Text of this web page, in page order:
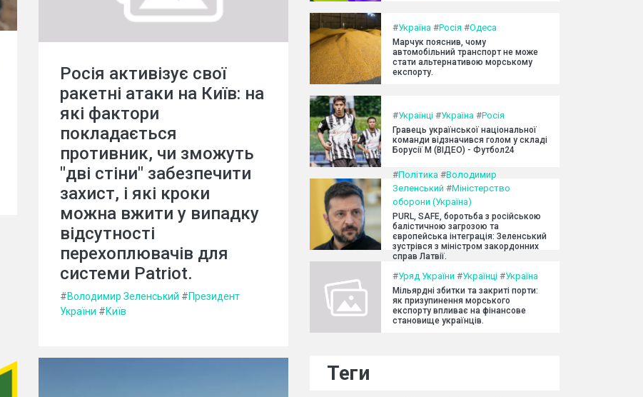
Росія активізує свої
ракетні атаки на Київ: на
які фактори
покладається
противник, чи зможуть
"дві стіни" забезпечити
захист, і які кроки
можна вжити у випадку
відсутності
перехоплювачів для
системи Patriot.
#Володимир Зеленський #Президент
України #Київ
#Україна #Росія #Одеса
Марчук пояснив, чому
автомобільний транспорт не може
стати альтернативою морському
експорту.
#Українці #Україна #Росія
Гравець української національної
команди відзначився голом у складі
Борусії М (ВІДЕО) - Футбол24
#Політика #Володимир
Зеленський #Міністерство
оборони (Україна)
PURL, SAFE, боротьба з російською
балістичною загрозою та
європейська інтеграція: Зеленський
зустрівся з міністром закордонних
справ Латвії.
#Уряд України #Українці #Україна
Мільярдні збитки та закриті порти:
як призупинення морського
експорту впливає на фінансове
становище українців.
Теги